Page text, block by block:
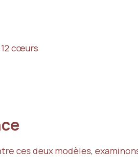
12 cœurs
ces deux modèles,